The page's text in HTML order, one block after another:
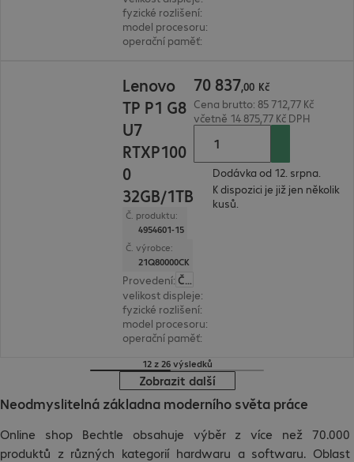
fyzické rozlišení:
model procesoru:
operační paměť:
Lenovo
TP P1 G8
U7
RTXP100
0
32GB/1TB
Č. produktu:
4954601-15
Č. výrobce:
21Q80000CK
Provedení:
Česká
velikost displeje:
fyzické rozlišení:
model procesoru:
operační paměť:
70 837,00 Kč
Cena brutto: 85 712,77 Kč
včetně 14 875,77 Kč DPH
Dodávka od 12. srpna.
K dispozici je již jen několik
kusů.
12 z 26 výsledků
Zobrazit další
Neodmyslitelná základna moderního světa práce
Online shop Bechtle obsahuje výběr z více než 70.000
produktů z různých kategorií hardwaru a softwaru. Oblast